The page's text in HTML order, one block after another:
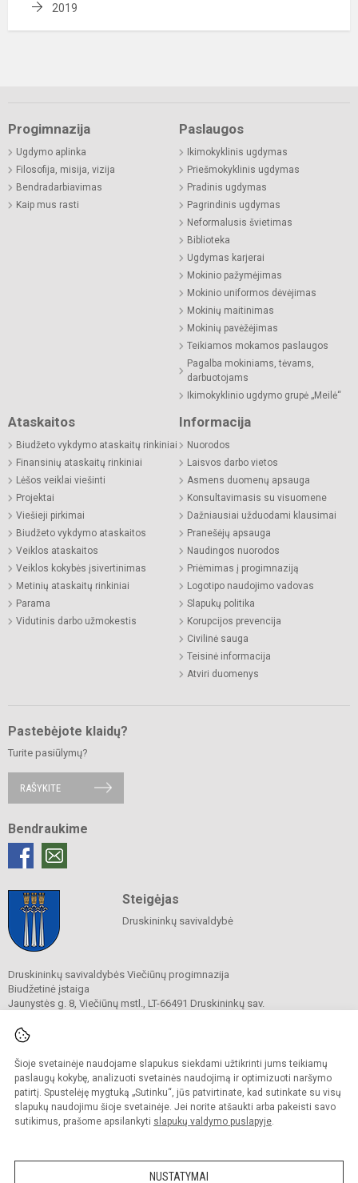
Šioje svetainėje naudojame slapukus siekdami užtikrinti jums teikiamų
paslaugų kokybę, analizuoti svetainės naudojimą ir optimizuoti naršymo
patirtį. Spustelėję mygtuką „Sutinku“, jūs patvirtinate, kad sutinkate su visų
slapukų naudojimu šioje svetainėje. Jei norite atšaukti arba pakeisti savo
sutikimus, prašome apsilankyti slapukų valdymo puslapyje.
NUSTATYMAI
2019
Progimnazija
Ugdymo aplinka
Filosofija, misija, vizija
Bendradarbiavimas
Kaip mus rasti
Paslaugos
Ikimokyklinis ugdymas
Priešmokyklinis ugdymas
Pradinis ugdymas
Pagrindinis ugdymas
Neformalusis švietimas
Biblioteka
Ugdymas karjerai
Mokinio pažymėjimas
Mokinio uniformos dėvėjimas
Mokinių maitinimas
Mokinių pavėžėjimas
Teikiamos mokamos paslaugos
Pagalba mokiniams, tėvams,
darbuotojams
Ikimokyklinio ugdymo grupė „Meilė“
Ataskaitos
Biudžeto vykdymo ataskaitų rinkiniai
Finansinių ataskaitų rinkiniai
Lėšos veiklai viešinti
Projektai
Viešieji pirkimai
Biudžeto vykdymo ataskaitos
Veiklos ataskaitos
Veiklos kokybės įsivertinimas
Metinių ataskaitų rinkiniai
Parama
Vidutinis darbo užmokestis
Informacija
Nuorodos
Laisvos darbo vietos
Asmens duomenų apsauga
Konsultavimasis su visuomene
Dažniausiai užduodami klausimai
Pranešėjų apsauga
Naudingos nuorodos
Priėmimas į progimnaziją
Logotipo naudojimo vadovas
Slapukų politika
Korupcijos prevencija
Civilinė sauga
Teisinė informacija
Atviri duomenys
Pastebėjote klaidų?
Turite pasiūlymų?
RAŠYKITE
Bendraukime
Steigėjas
Druskininkų savivaldybė
Druskininkų savivaldybės Viečiūnų progimnazija
Biudžetinė įstaiga
Jaunystės g. 8, Viečiūnų mstl., LT-66491 Druskininkų sav.
El. p.
Duomenys kaupiami ir saugomi
Juridinių asmenų registre
Įstaigos kodas 190108418
El. pristatymo dėžutės adresas 190108418
Kopijuoti turinį be raštiško progimnazijos sutikimo griežtai draudžiama.